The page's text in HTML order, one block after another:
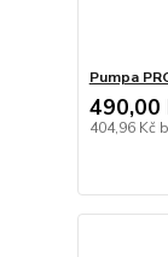
Pumpa
490,00
404,96 Kč